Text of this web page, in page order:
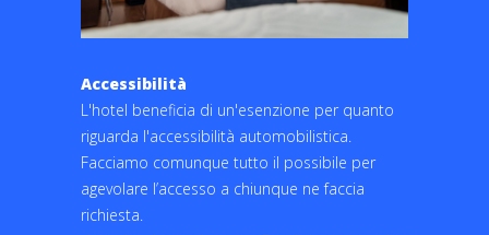
Accessibilità
L'hotel beneficia di un'esenzione per quanto
riguarda l'accessibilità automobilistica.
Facciamo comunque tutto il possibile per
agevolare l’accesso a chiunque ne faccia
richiesta.